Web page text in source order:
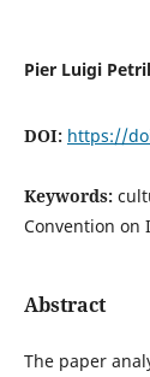
Pier Luigi
DOI: https://
Keywords:
Convention
Abstract
The paper